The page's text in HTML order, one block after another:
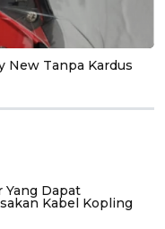
New Tanpa Kardus
Yang Dapat
Kabel Kopling